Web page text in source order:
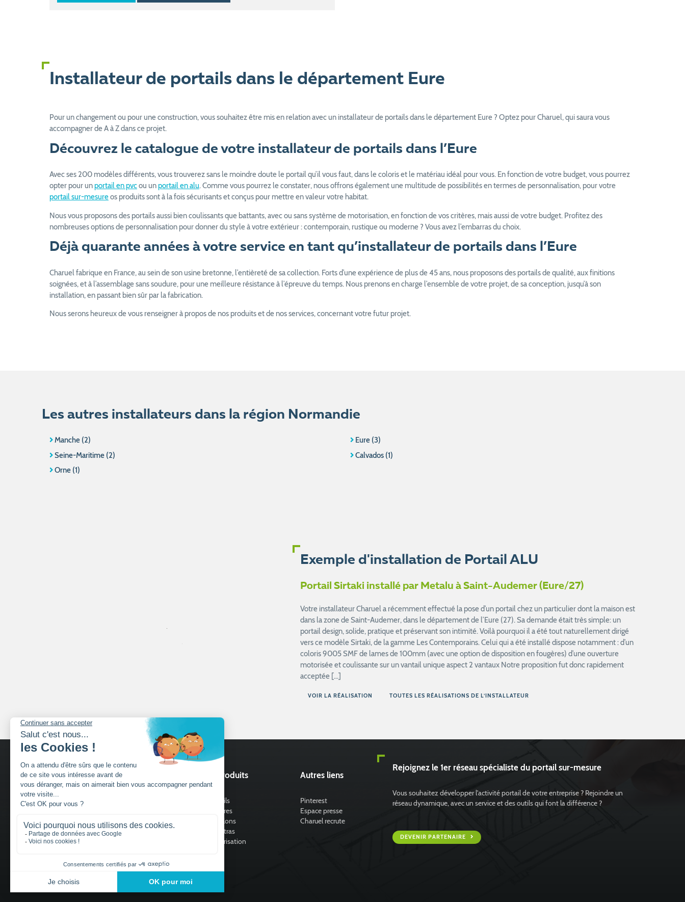
Installateur de portails dans le département Eure
Pour un changement ou pour une construction, vous souhaitez être mis en relation avec un installateur de portails dans le département Eure ? Optez pour Charuel, qui saura vous
accompagner de A à Z dans ce projet.
Découvrez le catalogue de votre installateur de portails dans l’Eure
Avec ses 200 modèles différents, vous trouverez sans le moindre doute le portail qu’il vous faut, dans le coloris et le matériau idéal pour vous. En fonction de votre budget, vous pourrez
opter pour un portail en pvcou un portail en alu. Comme vous pourrez le constater, nous offrons également une multitude de possibilités en termes de personnalisation, pour votre
portail sur-mesureos produits sont à la fois sécurisants et conçus pour mettre en valeur votre habitat.
Nous vous proposons des portails aussi bien coulissants que battants, avec ou sans système de motorisation, en fonction de vos critères, mais aussi de votre budget. Profitez des
nombreuses options de personnalisation pour donner du style à votre extérieur : contemporain, rustique ou moderne ? Vous avez l’embarras du choix.
Déjà quarante années à votre service en tant qu’installateur de portails dans l’Eure
Charuel fabrique en France, au sein de son usine bretonne, l’entièreté de sa collection. Forts d’une expérience de plus de 45 ans, nous proposons des portails de qualité, aux finitions
soignées, et à l’assemblage sans soudure, pour une meilleure résistance à l’épreuve du temps. Nous prenons en charge l’ensemble de votre projet, de sa conception, jusqu’à son
installation, en passant bien sûr par la fabrication.
Nous serons heureux de vous renseigner à propos de nos produits et de nos services, concernant votre futur projet.
Les autres installateurs dans la région Normandie
Manche (2)
Eure (3)
Seine-Maritime (2)
Calvados (1)
Orne (1)
Exemple d'installation de Portail ALU
Portail Sirtaki installé par Metalu à Saint-Audemer (Eure/27)
Votre installateur Charuel a récemment effectué la pose d’un portail chez un particulier dont la maison est
dans la zone de Saint-Audemer, dans le département de l’Eure (27). Sa demande était très simple: un
portail design, solide, pratique et préservant son intimité. Voilà pourquoi il a été tout naturellement dirigé
vers ce modèle Sirtaki, de la gamme Les Contemporains. Celui qui a été installé dispose notamment : d’un
coloris 9005 SMF de lames de 100mm (avec une option de disposition en fougères) d’une ouverture
motorisée et coulissante sur un vantail unique aspect 2 vantaux Notre proposition fut donc rapidement
acceptée […]
VOIR LA RÉALISATION TOUTES LES RÉALISATIONS DE L’INSTALLATEUR
Nos services
Découvrir Charuel
Guide de choix portails
Trouver un installateur
Devis gratuit
Nos produits
Portails
Clôtures
Portillons
Claustras
Motorisation
Autres liens
Pinterest
Espace presse
Charuel recrute
Rejoignez le 1er réseau spécialiste du portail sur-mesure
Vous souhaitez développer l'activité portail de votre entreprise ? Rejoindre un
réseau dynamique, avec un service et des outils qui font la différence ?
DEVENIR PARTENAIRE